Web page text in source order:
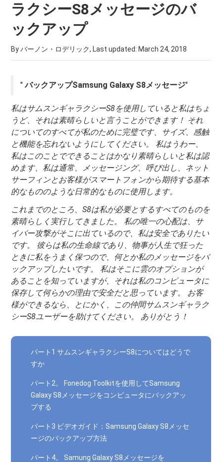
ラクシーS8メッセージのバ
ックアップ
By バーノン・ロデリック, Last updated: March 24, 2018
"バックアップSamsung Galaxy S8メッセージ"
私はサムスンギャラクシーS8を使用していると私はちょ
うど、それは素晴らしいと言うことができます！ それ
についてのすべてが私のために完璧です、サイズ、感触
と機能を忘れないようにしてください。 私はうわー、
私はこのことでできることはかなり素晴らしいと私は認
めます、私は通常、メッセージング、呼び出し、ネット
サーフィンとお客様がスマートフォンから期待する基本
的なもののような日常的なものに使用します。
これまでのところ、S8は私が必要とするすべてのものを
素晴らしく実行してきました。 私の唯一の心配は、サ
イバー攻撃がそこに出ているので、私は安全でありたい
です。 彼らは私の生命線であり、物事が人生で狂った
ときに私をうまく保つので、何とか私のメッセージをバ
ックアップしたいです。 私はそこに雲のオプションが
あることを知っていますが、それは私のコンピュータに
保存して何らかの理由で安全だと思っています。 お客
様ができるなら、とにかく、この仲間サムスンギャラク
シーS8ユーザーを助けてください。 ありがとう！
パート1 サムスンギャラクシーS8についてはどうで
すか
パート2。 Fonedog Toolkitを使用してSamsung
Galaxy S8メッセージをコンピュータにバックアッ
プする
パート3 ビデオガイド：Samsung Galaxy S8メッセ
ージのバックアップ方法
パート4。 Samung Galaxy S8メッセージを